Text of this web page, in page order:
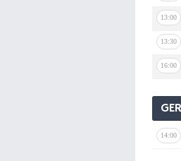
13:00
13:30
16:00
14:00